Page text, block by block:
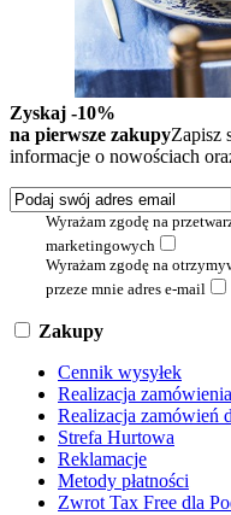
Zyskaj -10%
na pierwsze zakupyZapisz
informacje o nowościach
Wyrażam zgodę na
marketingowych
Wyrażam zgodę na
przeze mnie adres e-mail
Zakupy
Cennik wysyłek
Realizacja zamówienia
Realizacja zamówień
Strefa Hurtowa
Reklamacje
Metody płatności
Zwrot Tax Free dla